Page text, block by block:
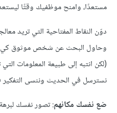
مستعدًا، وامنح موظفيك وقتًا
دوّن النقاط المفتاحية التي تريد
وحاول البحث عن شخص موثوق كي
(لكن انتبه إلى طبيعة المعلومات
نسترسل في الحديث وننسى التفكير
ضع نفسك مكانهم: تصور نفسك